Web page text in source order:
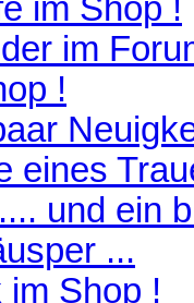
im Shop !
im
!
eines
und ein
...
im Shop !